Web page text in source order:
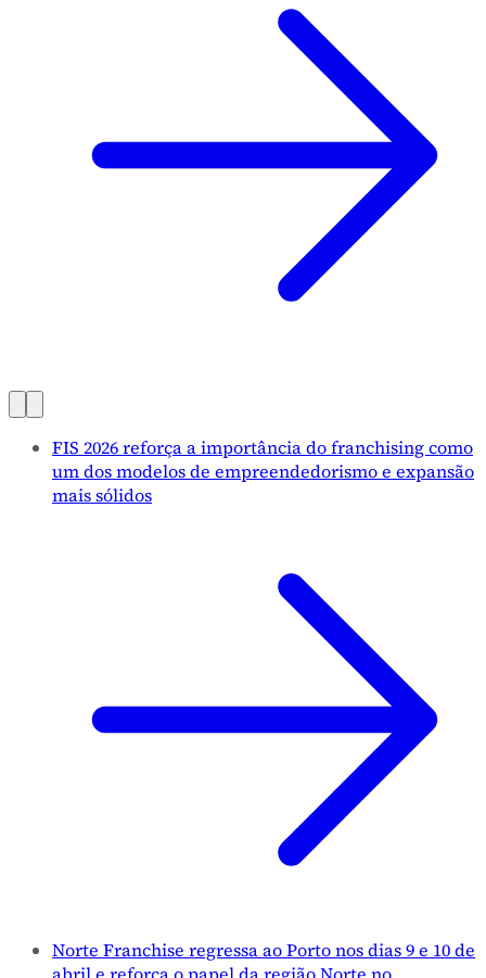
FIS 2026 reforça a importância do franchising como
um dos modelos de empreendedorismo e expansão
mais sólidos
Norte Franchise regressa ao Porto nos dias 9 e 10 de
abril e reforça o papel da região Norte no